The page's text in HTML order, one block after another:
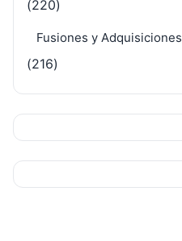
(220)
Fusiones y Adquisiciones
(216)